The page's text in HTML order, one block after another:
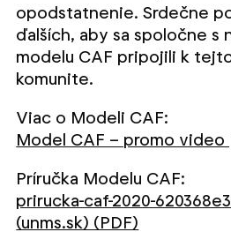
opodstatnenie. Srdečne
ďalších, aby sa spoločne s
modelu CAF pripojili k
komunite.
Viac o Modeli CAF:
Model CAF – promo video
Príručka Modelu CAF:
prirucka-caf-2020-
(unms.sk) (PDF)